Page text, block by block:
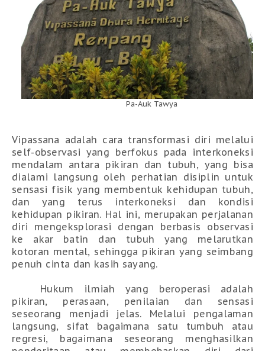
Pa-Auk Tawya
Vipassana adalah cara transformasi diri melalui
self-observasi yang berfokus pada interkoneksi
mendalam antara pikiran dan tubuh, yang bisa
dialami langsung oleh perhatian disiplin untuk
sensasi fisik yang membentuk kehidupan tubuh,
dan yang terus interkoneksi dan kondisi
kehidupan pikiran. Hal ini, merupakan perjalanan
diri mengeksplorasi dengan berbasis observasi
ke akar batin dan tubuh yang melarutkan
kotoran mental, sehingga pikiran yang seimbang
penuh cinta dan kasih sayang.
Hukum ilmiah yang beroperasi adalah
pikiran, perasaan, penilaian dan sensasi
seseorang menjadi jelas. Melalui pengalaman
langsung, sifat bagaimana satu tumbuh atau
regresi, bagaimana seseorang menghasilkan